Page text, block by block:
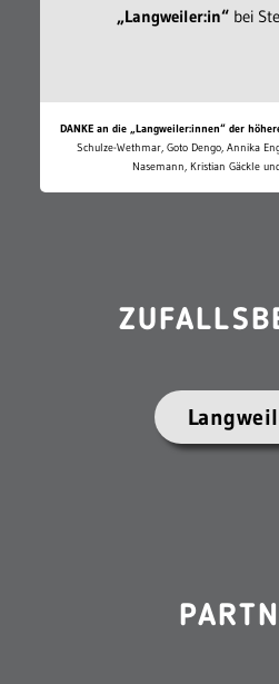
„Langweiler:in“bei
DANKE an die „Langweiler:innen“ der
Schulze-Wethmar, Goto Dengo, Annika
Nasemann, Kristian Gäckle